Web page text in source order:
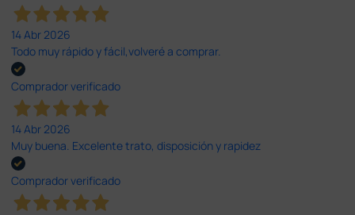
14 Abr 2026
Todo muy rápido y fácil,volveré a comprar.
Comprador verificado
14 Abr 2026
Muy buena. Excelente trato, disposición y rapidez
Comprador verificado